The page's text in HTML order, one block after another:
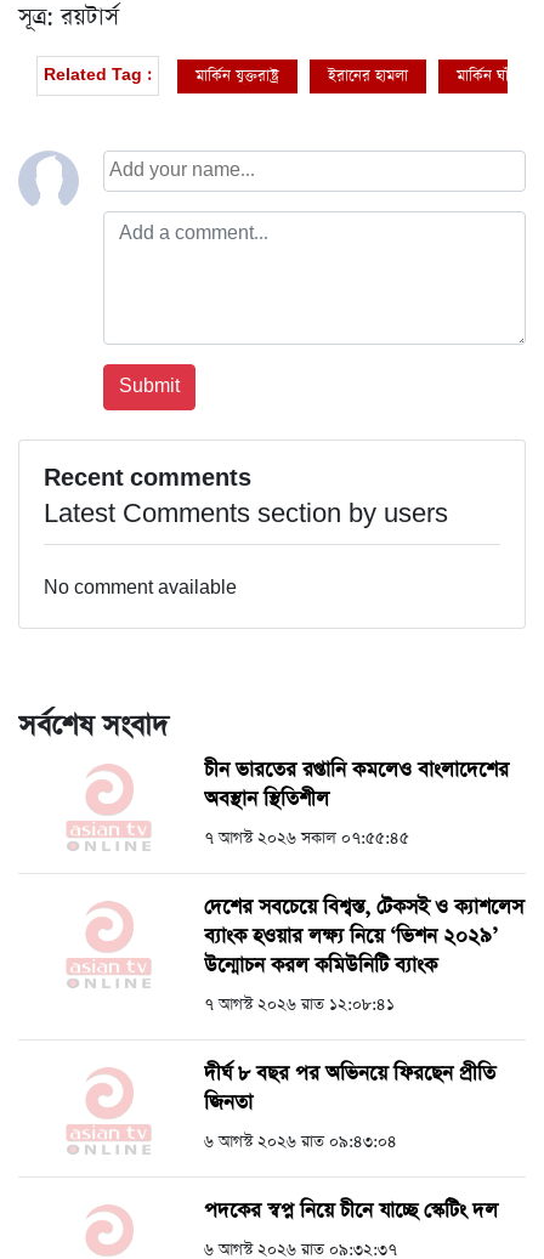
সূত্র: রয়টার্স
Related Tag : মার্কিন যুক্তরাষ্ট্র ইরানের হামলা মার্কিন ঘাঁটি
Recent comments
Latest Comments section by users
No comment available
সর্বশেষ সংবাদ
চীন ভারতের রপ্তানি কমলেও বাংলাদেশের
অবস্থান স্থিতিশীল
৭ আগস্ট ২০২৬ সকাল ০৭:৫৫:৪৫
দেশের সবচেয়ে বিশ্বস্ত, টেকসই ও ক্যাশলেস
ব্যাংক হওয়ার লক্ষ্য নিয়ে ‘ভিশন ২০২৯’
উন্মোচন করল কমিউনিটি ব্যাংক
৭ আগস্ট ২০২৬ রাত ১২:০৮:৪১
দীর্ঘ ৮ বছর পর অভিনয়ে ফিরছেন প্রীতি
জিনতা
৬ আগস্ট ২০২৬ রাত ০৯:৪৩:০৪
পদকের স্বপ্ন নিয়ে চীনে যাচ্ছে স্কেটিং দল
৬ আগস্ট ২০২৬ রাত ০৯:৩২:৩৭